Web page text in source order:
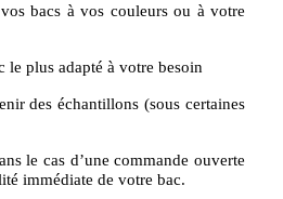
à vos couleurs ou à votre
adapté à votre besoin
échantillons (sous certaines
cas d’une commande ouverte
immédiate de votre bac.